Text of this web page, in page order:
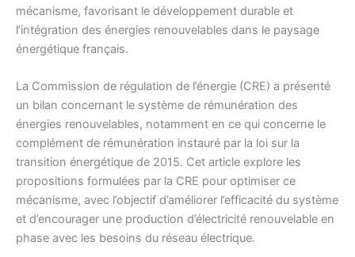
mécanisme, favorisant le développement durable et
l’intégration des énergies renouvelables dans le paysage
énergétique français.
La Commission de régulation de l’énergie (CRE) a présenté
un bilan concernant le système de rémunération des
énergies renouvelables, notamment en ce qui concerne le
complément de rémunération instauré par la loi sur la
transition énergétique de 2015. Cet article explore les
propositions formulées par la CRE pour optimiser ce
mécanisme, avec l’objectif d’améliorer l’efficacité du système
et d’encourager une production d’électricité renouvelable en
phase avec les besoins du réseau électrique.